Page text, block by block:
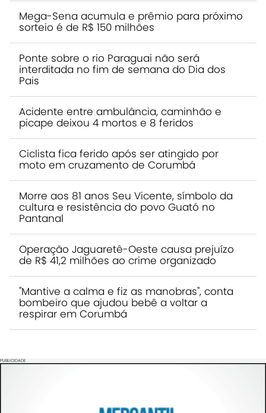
Mega-Sena acumula e prêmio para próximo
sorteio é de R$ 150 milhões
Ponte sobre o rio Paraguai não será
interditada no fim de semana do Dia dos
Pais
Acidente entre ambulância, caminhão e
picape deixou 4 mortos e 8 feridos
Ciclista fica ferido após ser atingido por
moto em cruzamento de Corumbá
Morre aos 81 anos Seu Vicente, símbolo da
cultura e resistência do povo Guató no
Pantanal
Operação Jaguaretê-Oeste causa prejuízo
de R$ 41,2 milhões ao crime organizado
"Mantive a calma e fiz as manobras", conta
bombeiro que ajudou bebê a voltar a
respirar em Corumbá
PUBLICIDADE